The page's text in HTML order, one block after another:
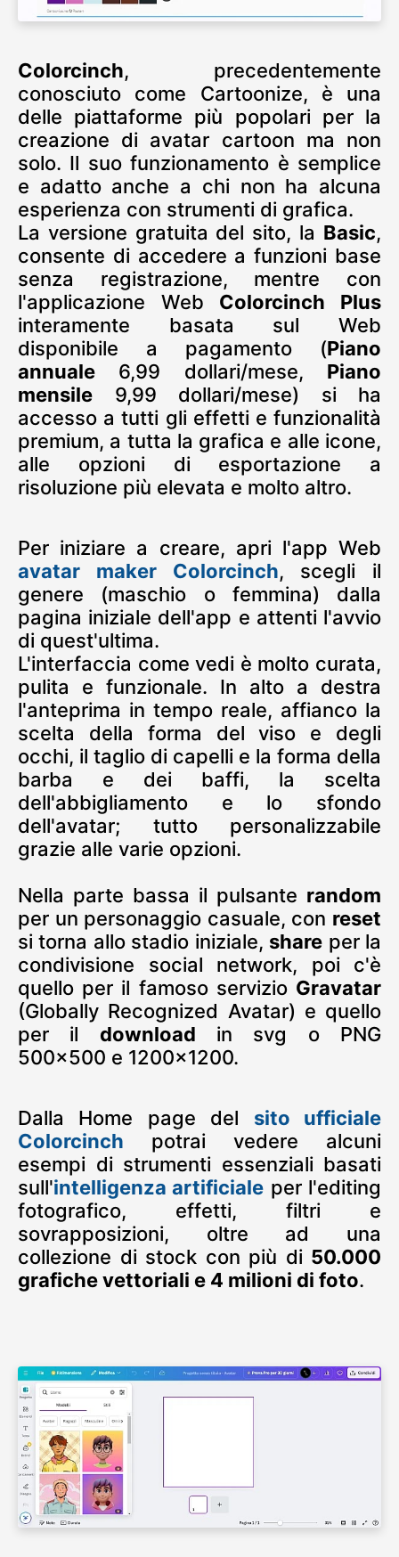
Colorcinch, precedentemente
conosciuto come Cartoonize, è una
delle piattaforme più popolari per la
creazione di avatar cartoon ma non
solo. Il suo funzionamento è semplice
e adatto anche a chi non ha alcuna
esperienza con strumenti di grafica.
La versione gratuita del sito, la Basic,
consente di accedere a funzioni base
senza registrazione, mentre con
l'applicazione Web Colorcinch Plus
interamente basata sul Web
disponibile a pagamento (Piano
annuale 6,99 dollari/mese, Piano
mensile 9,99 dollari/mese) si ha
accesso a tutti gli effetti e funzionalità
premium, a tutta la grafica e alle icone,
alle opzioni di esportazione a
risoluzione più elevata e molto altro.
Per iniziare a creare, apri l'app Web
avatar maker Colorcinch, scegli il
genere (maschio o femmina) dalla
pagina iniziale dell'app e attenti l'avvio
di quest'ultima.
L'interfaccia come vedi è molto curata,
pulita e funzionale. In alto a destra
l'anteprima in tempo reale, affianco la
scelta della forma del viso e degli
occhi, il taglio di capelli e la forma della
barba e dei baffi, la scelta
dell'abbigliamento e lo sfondo
dell'avatar; tutto personalizzabile
grazie alle varie opzioni.
Nella parte bassa il pulsante random
per un personaggio casuale, con reset
si torna allo stadio iniziale, share per la
condivisione social network, poi c'è
quello per il famoso servizio Gravatar
(Globally Recognized Avatar) e quello
per il download in svg o PNG
500x500 e 1200x1200.
Dalla Home page del sito ufficiale
Colorcinch potrai vedere alcuni
esempi di strumenti essenziali basati
sull'intelligenza artificiale per l'editing
fotografico, effetti, filtri e
sovrapposizioni, oltre ad una
collezione di stock con più di 50.000
grafiche vettoriali e 4 milioni di foto.